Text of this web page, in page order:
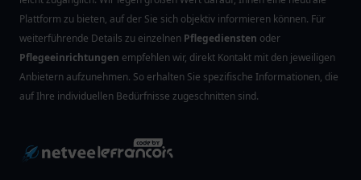
Plattform zu bieten, auf der Sie sich objektiv informieren können. Für
weiterführende Details zu einzelnen Pflegediensten oder
Pflegeeinrichtungen empfehlen wir, direkt Kontakt mit den jeweiligen
Anbietern aufzunehmen. So erhalten Sie spezifische Informationen, die
auf Ihre individuellen Bedürfnisse zugeschnitten sind.